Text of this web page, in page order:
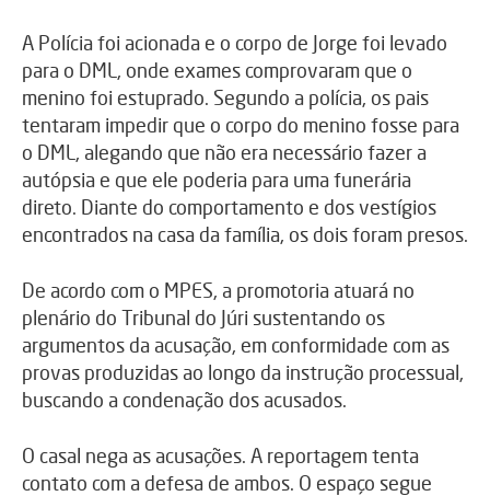
A Polícia foi acionada e o corpo de Jorge foi levado
para o DML, onde exames comprovaram que o
menino foi estuprado. Segundo a polícia, os pais
tentaram impedir que o corpo do menino fosse para
o DML, alegando que não era necessário fazer a
autópsia e que ele poderia para uma funerária
direto. Diante do comportamento e dos vestígios
encontrados na casa da família, os dois foram presos.
De acordo com o MPES, a promotoria atuará no
plenário do Tribunal do Júri sustentando os
argumentos da acusação, em conformidade com as
provas produzidas ao longo da instrução processual,
buscando a condenação dos acusados.
O casal nega as acusações. A reportagem tenta
contato com a defesa de ambos. O espaço segue